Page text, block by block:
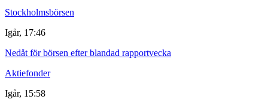
Stockholmsbörsen
Igår, 17:46
Nedåt för börsen efter blandad rapportvecka
Aktiefonder
Igår, 15:58